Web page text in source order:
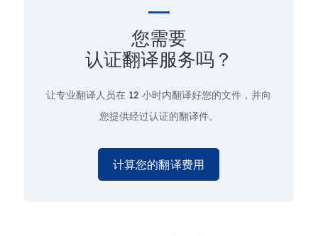
您需要
认证翻译服务吗？
让专业翻译人员在 12 小时内翻译好您的文件，并向
您提供经过认证的翻译件。
计算您的翻译费用